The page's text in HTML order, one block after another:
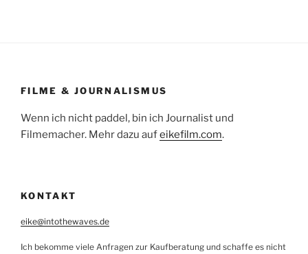
FILME & JOURNALISMUS
Wenn ich nicht paddel, bin ich Journalist und
Filmemacher. Mehr dazu aufeikefilm.com.
KONTAKT
eike@intothewaves.de
Ich bekomme viele Anfragen zur Kaufberatung und schaffe es nicht